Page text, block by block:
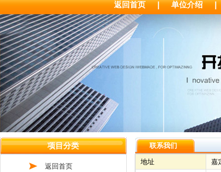
返回首页 | 单位介绍 |
项目分类
返回首页
联系我们
地址
嘉